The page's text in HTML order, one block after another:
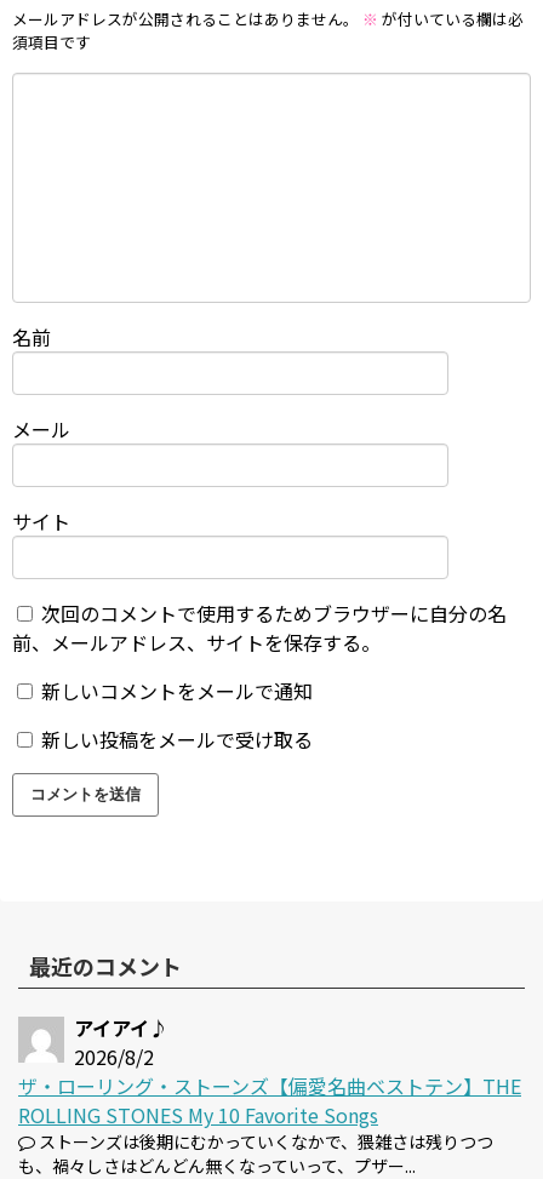
メールアドレスが公開されることはありません。 ※ が付いている欄は必
須項目です
名前
メール
サイト
次回のコメントで使用するためブラウザーに自分の名
前、メールアドレス、サイトを保存する。
新しいコメントをメールで通知
新しい投稿をメールで受け取る
最近のコメント
アイアイ♪
2026/8/2
ザ・ローリング・ストーンズ【偏愛名曲ベストテン】THE
ROLLING STONES My 10 Favorite Songs
ストーンズは後期にむかっていくなかで、猥雑さは残りつつ
も、禍々しさはどんどん無くなっていって、プザー...